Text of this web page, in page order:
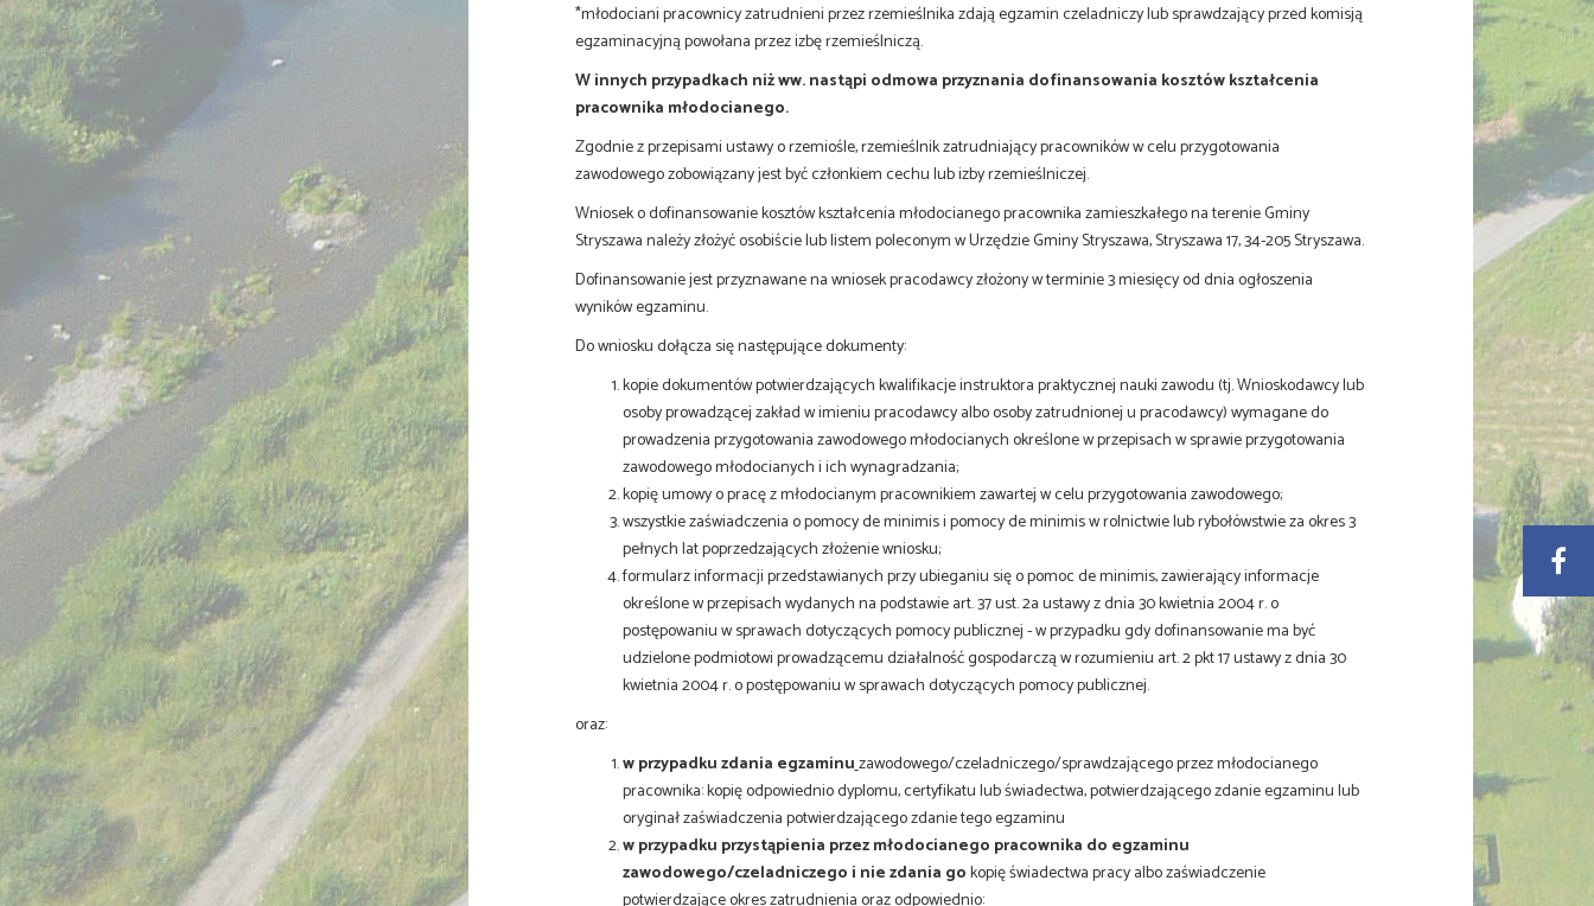
*młodociani pracownicy zatrudnieni przez rzemieślnika zdają egzamin czeladniczy lub sprawdzający przed komisją
egzaminacyjną powołana przez izbę rzemieślniczą.
W innych przypadkach niż ww. nastąpi odmowa przyznania dofinansowania kosztów kształcenia
pracownika młodocianego.
Zgodnie z przepisami ustawy o rzemiośle, rzemieślnik zatrudniający pracowników w celu przygotowania
zawodowego zobowiązany jest być członkiem cechu lub izby rzemieślniczej.
Wniosek o dofinansowanie kosztów kształcenia młodocianego pracownika zamieszkałego na terenie Gminy
Stryszawa należy złożyć osobiście lub listem poleconym w Urzędzie Gminy Stryszawa, Stryszawa 17, 34-205 Stryszawa.
Dofinansowanie jest przyznawane na wniosek pracodawcy złożony w terminie 3 miesięcy od dnia ogłoszenia
wyników egzaminu.
Do wniosku dołącza się następujące dokumenty:
kopie dokumentów potwierdzających kwalifikacje instruktora praktycznej nauki zawodu (tj. Wnioskodawcy lub
osoby prowadzącej zakład w imieniu pracodawcy albo osoby zatrudnionej u pracodawcy) wymagane do
prowadzenia przygotowania zawodowego młodocianych określone w przepisach w sprawie przygotowania
zawodowego młodocianych i ich wynagradzania;
kopię umowy o pracę z młodocianym pracownikiem zawartej w celu przygotowania zawodowego;
wszystkie zaświadczenia o pomocy de minimis i pomocy de minimis w rolnictwie lub rybołówstwie za okres 3
pełnych lat poprzedzających złożenie wniosku;
formularz informacji przedstawianych przy ubieganiu się o pomoc de minimis, zawierający informacje
określone w przepisach wydanych na podstawie art. 37 ust. 2a ustawy z dnia 30 kwietnia 2004 r. o
postępowaniu w sprawach dotyczących pomocy publicznej - w przypadku gdy dofinansowanie ma być
udzielone podmiotowi prowadzącemu działalność gospodarczą w rozumieniu art. 2 pkt 17 ustawy z dnia 30
kwietnia 2004 r. o postępowaniu w sprawach dotyczących pomocy publicznej.
oraz:
w przypadku zdania egzaminuzawodowego/czeladniczego/sprawdzającego przez młodocianego
pracownika: kopię odpowiednio dyplomu, certyfikatu lub świadectwa, potwierdzającego zdanie egzaminu lub
oryginał zaświadczenia potwierdzającego zdanie tego egzaminu
w przypadku przystąpienia przez młodocianego pracownika do egzaminu
zawodowego/czeladniczego i nie zdania gokopię świadectwa pracy albo zaświadczenie